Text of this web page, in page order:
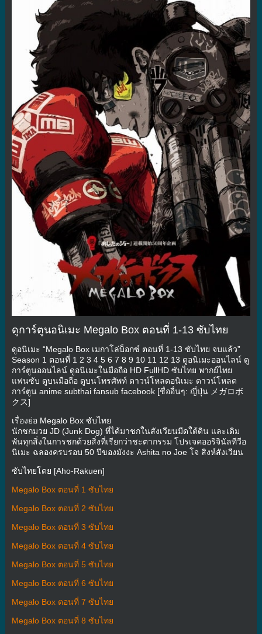
ดูการ์ตูนอนิเมะ Megalo Box ตอนที่ 1-13 ซับไทย
ดูอนิเมะ “Megalo Box เมกาโล่บ็อกซ์ ตอนที่ 1-13 ซับไทย จบแล้ว”
Season 1 ตอนที่ 1 2 3 4 5 6 7 8 9 10 11 12 13 ดูอนิเมะออนไลน์ ดู
การ์ตูนออนไลน์ ดูอนิเมะในมือถือ HD FullHD ซับไทย พากย์ไทย
แฟนซับ ดูบนมือถือ ดูบนโทรศัพท์ ดาวน์โหลดอนิเมะ ดาวน์โหลด
การ์ตูน anime subthai fansub facebook [ชื่ออื่นๆ: ญี่ปุ่น メガロボ
クス]
เรื่องย่อ Megalo Box ซับไทย
นักชกมวย JD (Junk Dog) ที่ได้มาชกในสังเวียนมืดใต้ดิน และเดิม
พันทุกสิ่งในการชกด้วยสิ่งที่เรียกว่าชะตากรรม โปรเจคออริจินัลทีวีอ
นิเมะ ฉลองครบรอบ 50 ปีของมังงะ Ashita no Joe โจ สิงห์สังเวียน
ซับไทยโดย [Aho-Rakuen]
Megalo Box ตอนที่ 1 ซับไทย
Megalo Box ตอนที่ 2 ซับไทย
Megalo Box ตอนที่ 3 ซับไทย
Megalo Box ตอนที่ 4 ซับไทย
Megalo Box ตอนที่ 5 ซับไทย
Megalo Box ตอนที่ 6 ซับไทย
Megalo Box ตอนที่ 7 ซับไทย
Megalo Box ตอนที่ 8 ซับไทย